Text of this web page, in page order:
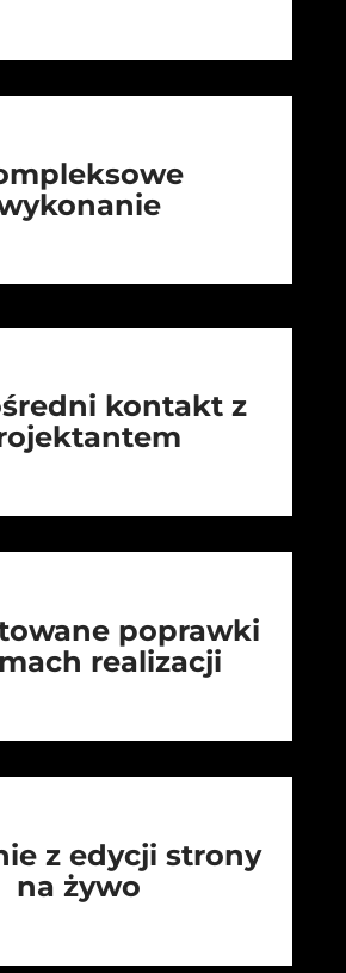
kontakt z
poprawki
realizacji
z edycji strony
na żywo